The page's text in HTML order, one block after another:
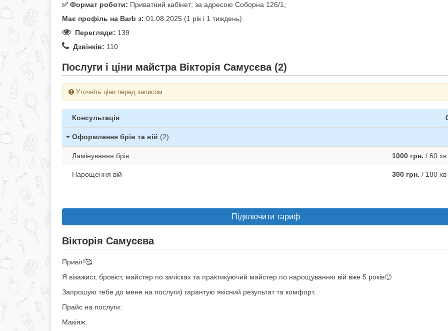
✅️ Формат роботи: Приватний кабінет; за адресою Соборна 126/1;
Має профіль на Barb з: 01.08.2025 (1 рік i 1 тиждень)
Перегляди: 139
Дзвінків: 110
Послуги і ціни майстра Вікторія Самусєва (2)
Уточніть ціни перед записом
Консультація
Оформлення брів та вій (2)
Ламінування брів 1000 грн. / 60 хв
Нарощення вій 300 грн. / 180 хв
Підключити тариф
Вікторія Самусєва
Привіт!🥰
Я візажист, бровіст, майстер по зачісках та практикуючий майстер по нарощуванню вій вже 5 років🙂
Запрошую тебе до мене на послуги) гарантую якісний результат та комфорт.
Прайс на послуги:
Макіяж: